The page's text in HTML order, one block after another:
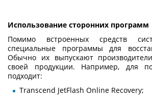
Использование сторонних программ
Помимо встроенных средств
специальные программы для
Обычно их выпускают
своей продукции. Например, для
подходит:
Transcend JetFlash Online Recovery;